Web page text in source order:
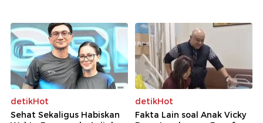
detikHot
Sehat Sekaligus Habiskan
detikHot
Fakta Lain soal Anak Vicky